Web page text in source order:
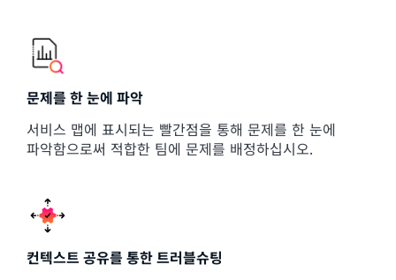
문제를 한 눈에 파악
서비스 맵에 표시되는 빨간점을 통해 문제를 한 눈에
파악함으로써 적합한 팀에 문제를 배정하십시오.
컨텍스트 공유를 통한 트러블슈팅